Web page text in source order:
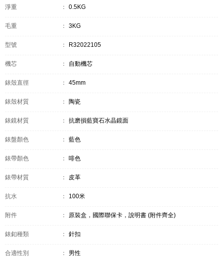
淨重 ： 0.5KG
毛重 ： 3KG
型號 ： R32022105
機芯 ： 自動機芯
錶殼直徑 ： 45mm
錶殼材質 ： 陶瓷
錶鏡材質 ： 抗磨損藍寶石水晶鏡面
錶盤顏色 ： 藍色
錶帶顏色 ： 啡色
錶帶材質 ： 皮革
抗水 ： 100米
附件 ： 原裝盒，國際聯保卡，說明書 (附件齊全)
錶釦種類 ： 針扣
合適性別 ： 男性